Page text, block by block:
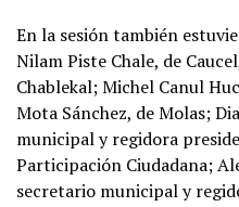
En la sesión también
Nilam Piste Chale, de
Chablekal; Michel Canul
Mota Sánchez, de Molas;
municipal y regidora
Participación Ciudadana;
secretario municipal y